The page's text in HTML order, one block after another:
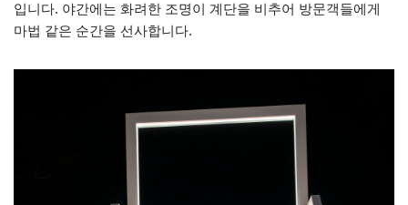
입니다. 야간에는 화려한 조명이 계단을 비추어 방문객들에게
마법 같은 순간을 선사합니다.